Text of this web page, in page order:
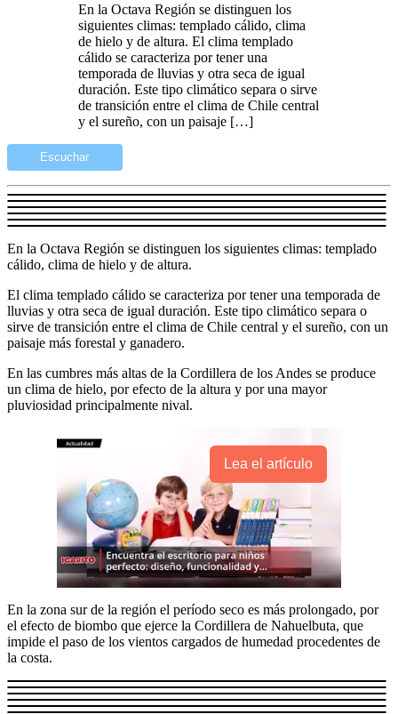
En la Octava Región se distinguen los
siguientes climas: templado cálido, clima
de hielo y de altura. El clima templado
cálido se caracteriza por tener una
temporada de lluvias y otra seca de igual
duración. Este tipo climático separa o sirve
de transición entre el clima de Chile central
y el sureño, con un paisaje […]
Escuchar
En la Octava Región se distinguen los siguientes climas: templado
cálido, clima de hielo y de altura.
El clima templado cálido se caracteriza por tener una temporada de
lluvias y otra seca de igual duración. Este tipo climático separa o
sirve de transición entre el clima de Chile central y el sureño, con un
paisaje más forestal y ganadero.
En las cumbres más altas de la Cordillera de los Andes se produce
un clima de hielo, por efecto de la altura y por una mayor
pluviosidad principalmente nival.
Lea el artículo
En la zona sur de la región el período seco es más prolongado, por
el efecto de biombo que ejerce la Cordillera de Nahuelbuta, que
impide el paso de los vientos cargados de humedad procedentes de
la costa.